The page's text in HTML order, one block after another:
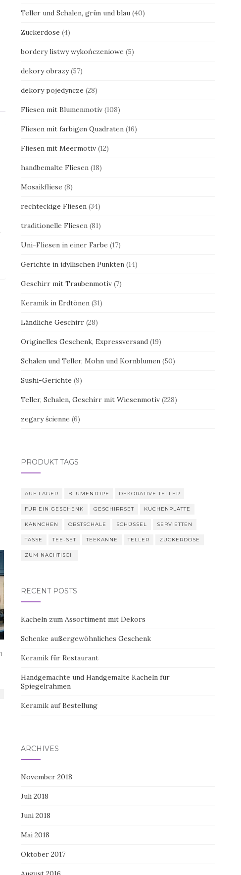
Teller und Schalen, grün und blau (40)
Zuckerdose (4)
bordery listwy wykończeniowe (5)
dekory obrazy (57)
dekory pojedyncze (28)
Fliesen mit Blumenmotiv (108)
Fliesen mit farbigen Quadraten (16)
Fliesen mit Meermotiv (12)
handbemalte Fliesen (18)
Mosaikfliese (8)
rechteckige Fliesen (34)
traditionelle Fliesen (81)
Uni-Fliesen in einer Farbe (17)
Gerichte in idyllischen Punkten (14)
Geschirr mit Traubenmotiv (7)
Keramik in Erdtönen (31)
Ländliche Geschirr (28)
Originelles Geschenk, Expressversand (19)
Schalen und Teller, Mohn und Kornblumen (50)
Sushi-Gerichte (9)
Teller, Schalen, Geschirr mit Wiesenmotiv (228)
zegary ścienne (6)
PRODUKT TAGS
AUF LAGER BLUMENTOPF DEKORATIVE TELLER
FÜR EIN GESCHENK GESCHIRRSET KUCHENPLATTE
KÄNNCHEN OBSTSCHALE SCHÜSSEL SERVIETTEN
TASSE TEE-SET TEEKANNE TELLER ZUCKERDOSE
ZUM NACHTISCH
RECENT POSTS
Kacheln zum Assortiment mit Dekors
Schenke außergewöhnliches Geschenk
Keramik für Restaurant
Handgemachte und Handgemalte Kacheln für
Spiegelrahmen
Keramik auf Bestellung
ARCHIVES
November 2018
Juli 2018
Juni 2018
Mai 2018
Oktober 2017